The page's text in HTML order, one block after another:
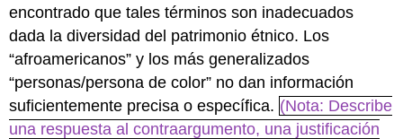
encontrado que tales términos son inadecuados
dada la diversidad del patrimonio étnico. Los
“afroamericanos” y los más generalizados
“personas/persona de color” no dan información
suficientemente precisa o específica. (Nota: Describe
una respuesta al contraargumento, una justificación